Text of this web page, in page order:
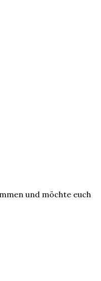
und möchte euch